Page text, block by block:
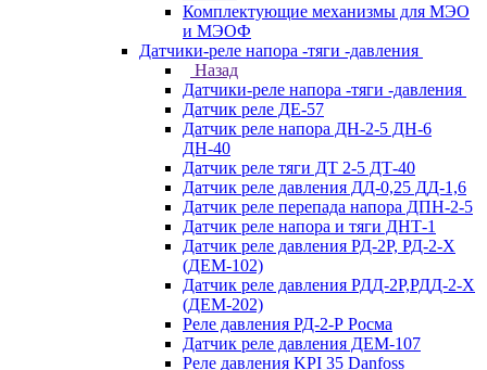
Комплектующие механизмы для МЭО
и МЭОФ
Датчики-реле напора -тяги -давления
Назад
Датчики-реле напора -тяги -давления
Датчик реле ДЕ-57
Датчик реле напора ДН-2-5 ДН-6
ДН-40
Датчик реле тяги ДТ 2-5 ДТ-40
Датчик реле давления ДД-0,25 ДД-1,6
Датчик реле перепада напора ДПН-2-5
Датчик реле напора и тяги ДНТ-1
Датчик реле давления РД-2Р, РД-2-Х
(ДЕМ-102)
Датчик реле давления РДД-2Р,РДД-2-Х
(ДЕМ-202)
Реле давления РД-2-Р Росма
Датчик реле давления ДЕМ-107
Реле давления KPI 35 Danfoss